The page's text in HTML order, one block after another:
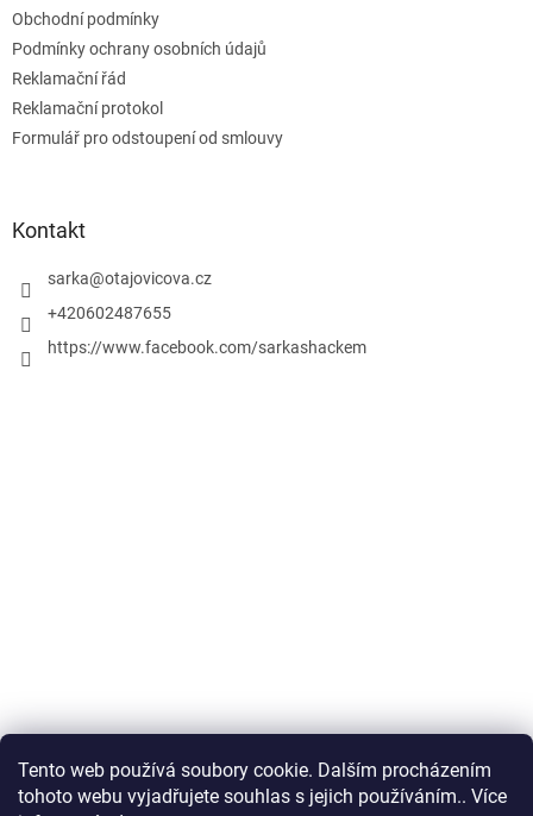
Tento web používá soubory cookie. Dalším procházením
tohoto webu vyjadřujete souhlas s jejich používáním.. Více
Obchodní podmínky
Podmínky ochrany osobních údajů
Reklamační řád
Reklamační protokol
Formulář pro odstoupení od smlouvy
Kontakt
sarka@otajovicova.cz
+420602487655
https://www.facebook.com/sarkashackem
Obchodní podmínky